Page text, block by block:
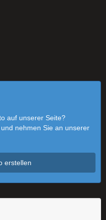
auf unserer Seite?
und nehmen Sie an unserer
erstellen